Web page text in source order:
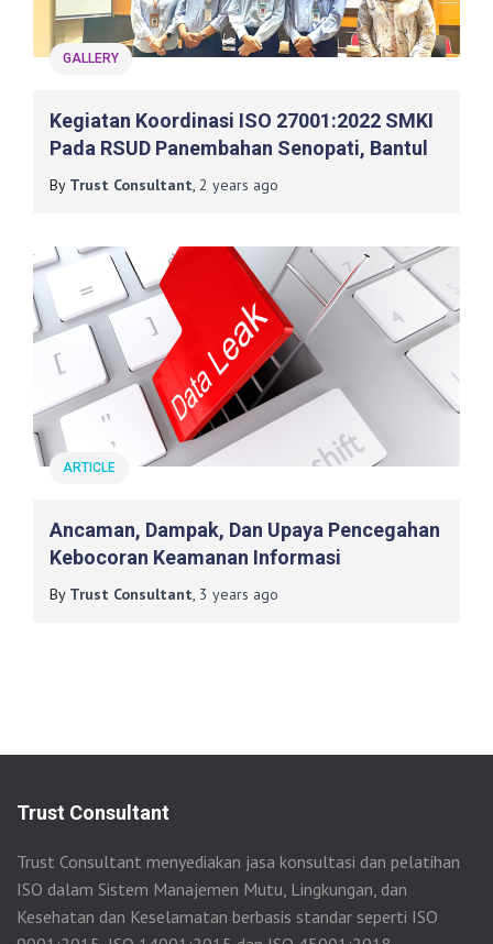
GALLERY
Kegiatan Koordinasi ISO 27001:2022 SMKI
Pada RSUD Panembahan Senopati, Bantul
By Trust Consultant, 2 years ago
ARTICLE
Ancaman, Dampak, Dan Upaya Pencegahan
Kebocoran Keamanan Informasi
By Trust Consultant, 3 years ago
Trust Consultant
Trust Consultant menyediakan jasa konsultasi dan pelatihan
ISO dalam Sistem Manajemen Mutu, Lingkungan, dan
Kesehatan dan Keselamatan berbasis standar seperti ISO